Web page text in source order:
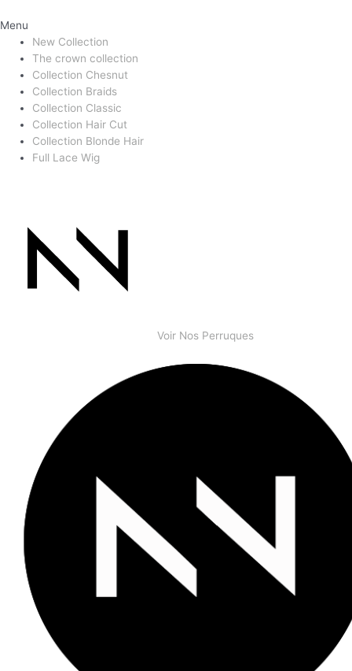
Menu
New Collection
The crown collection
Collection Chesnut
Collection Braids
Collection Classic
Collection Hair Cut
Collection Blonde Hair
Full Lace Wig
Voir Nos Perruques